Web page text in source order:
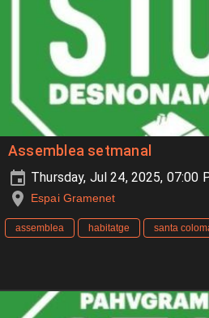
Assemblea setmanal
Thursday, Jul 24, 2025, 07:00
Espai Gramenet
assemblea habitatge santa